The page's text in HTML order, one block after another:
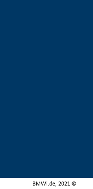
BMWi.de, 2021 ©